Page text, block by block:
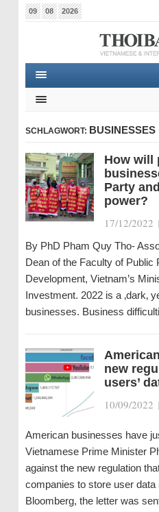
09 08 2026
SCHLAGWORT: BUSINESSES
How will
Party
power?
17/12/2022 |
By PhD Pham Quy Tho-
Dean of the Faculty of Public
Development, Vietnam’s
Investment. 2022 is a ‚dark‚
businesses. Business
new
users’
10/09/2022 |
American businesses have
Vietnamese Prime Minister
against the new regulation
companies to store user
Bloomberg, the letter was